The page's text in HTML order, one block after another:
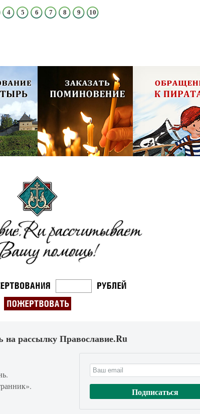
4 5 6 7 8 9 10
на рассылку Православие.Ru